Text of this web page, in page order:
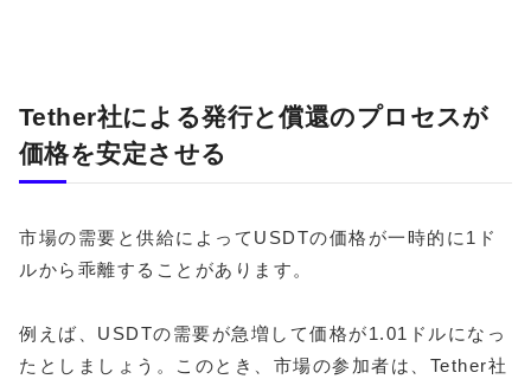
Tether社による発行と償還のプロセスが
価格を安定させる
市場の需要と供給によってUSDTの価格が一時的に1ド
ルから乖離することがあります。
例えば、USDTの需要が急増して価格が1.01ドルになっ
たとしましょう。このとき、市場の参加者は、Tether社